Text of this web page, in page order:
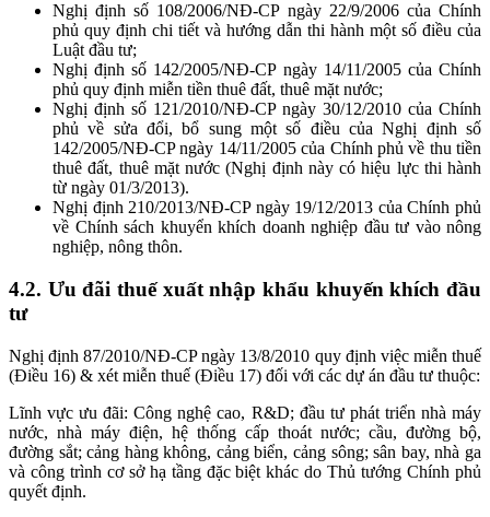
Nghị định số 108/2006/NĐ-CP ngày 22/9/2006 của Chính
phủ quy định chi tiết và hướng dẫn thi hành một số điều của
Luật đầu tư;
Nghị định số 142/2005/NĐ-CP ngày 14/11/2005 của Chính
phủ quy định miễn tiền thuê đất, thuê mặt nước;
Nghị định số 121/2010/NĐ-CP ngày 30/12/2010 của Chính
phủ về sửa đổi, bổ sung một số điều của Nghị định số
142/2005/NĐ-CP ngày 14/11/2005 của Chính phủ về thu tiền
thuê đất, thuê mặt nước (Nghị định này có hiệu lực thi hành
từ ngày 01/3/2013).
Nghị định 210/2013/NĐ-CP ngày 19/12/2013 của Chính phủ
về Chính sách khuyển khích doanh nghiệp đầu tư vào nông
nghiệp, nông thôn.
4.2. Ưu đãi thuế xuất nhập khẩu khuyến khích đầu
tư
Nghị định 87/2010/NĐ-CP ngày 13/8/2010 quy định việc miễn thuế
(Điều 16) & xét miễn thuế (Điều 17) đối với các dự án đầu tư thuộc:
Lĩnh vực ưu đãi: Công nghệ cao, R&D; đầu tư phát triển nhà máy
nước, nhà máy điện, hệ thống cấp thoát nước; cầu, đường bộ,
đường sắt; cảng hàng không, cảng biển, cảng sông; sân bay, nhà ga
và công trình cơ sở hạ tầng đặc biệt khác do Thủ tướng Chính phủ
quyết định.